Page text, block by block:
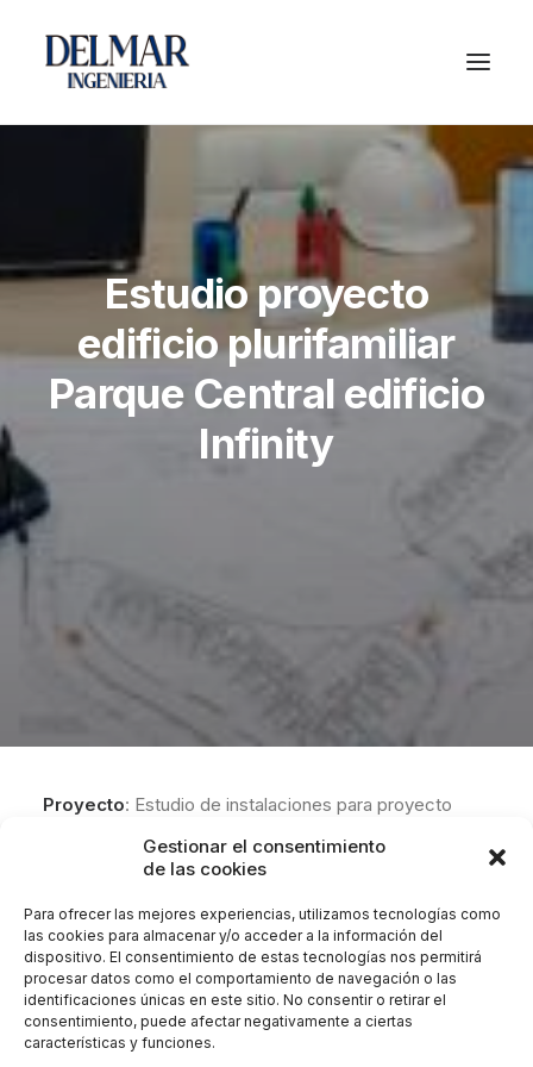
Gestionar el consentimiento
de las cookies
Para ofrecer las mejores experiencias, utilizamos tecnologías como
las cookies para almacenar y/o acceder a la información del
dispositivo. El consentimiento de estas tecnologías nos permitirá
procesar datos como el comportamiento de navegación o las
identificaciones únicas en este sitio. No consentir o retirar el
consentimiento, puede afectar negativamente a ciertas
características y funciones.
Estudio proyecto
edificio plurifamiliar
Parque Central edificio
Infinity
Proyecto: Estudio de instalaciones para proyecto
básico y ejecución de edificio plurifamiliar y piscina en
Infinity” Avda. Juan Carlos I, en el T.M. de Estepona
(Málaga).
Promotor: Samovart Investments, S.L.
Cliente:Ismael Mérida Arquitectos.
Encargo:Estudio de Instalaciones para Proyecto de